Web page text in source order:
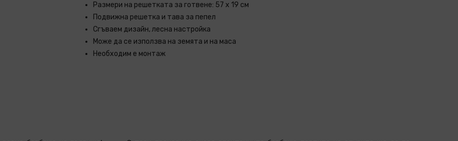
Размери на решетката за готвене: 57 x 19 см
Подвижна решетка и тава за пепел
Сгъваем дизайн, лесна настройка
Може да се използва на земята и на маса
Необходим е монтаж